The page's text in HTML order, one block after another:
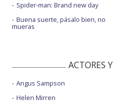
Spider-man: Brand new day
Buena suerte, pásalo bien, no
mueras
ACTORES
Angus Sampson
Helen Mirren